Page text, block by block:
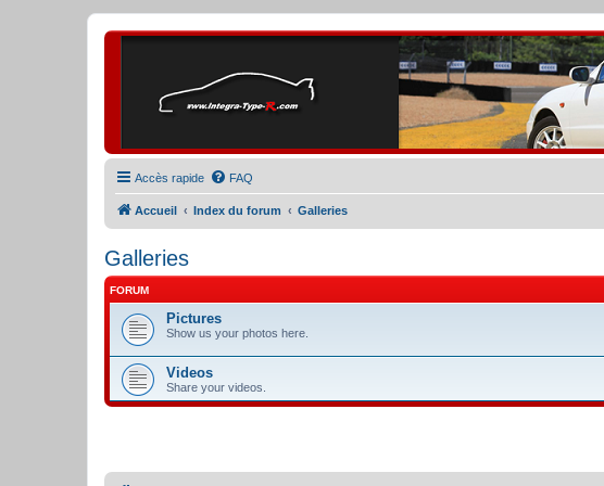
Accès rapide FAQ
Accueil Index du forum Galleries
Galleries
FORUM
Pictures
Show us your photos here.
Videos
Share your videos.